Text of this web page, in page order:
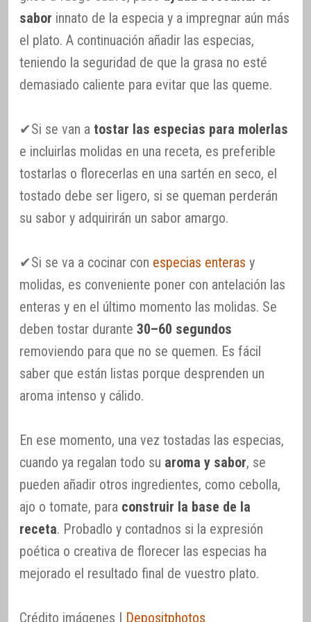
sabor innato de la especia y a impregnar aún más
el plato. A continuación añadir las especias,
teniendo la seguridad de que la grasa no esté
demasiado caliente para evitar que las queme.
✔Si se van a tostar las especias para molerlas
e incluirlas molidas en una receta, es preferible
tostarlas o florecerlas en una sartén en seco, el
tostado debe ser ligero, si se queman perderán
su sabor y adquirirán un sabor amargo.
✔Si se va a cocinar con especias enteras y
molidas, es conveniente poner con antelación las
enteras y en el último momento las molidas. Se
deben tostar durante 30–60 segundos
removiendo para que no se quemen. Es fácil
saber que están listas porque desprenden un
aroma intenso y cálido.
En ese momento, una vez tostadas las especias,
cuando ya regalan todo su aroma y sabor, se
pueden añadir otros ingredientes, como cebolla,
ajo o tomate, para construir la base de la
receta. Probadlo y contadnos si la expresión
poética o creativa de florecer las especias ha
mejorado el resultado final de vuestro plato.
Crédito imágenes | Depositphotos